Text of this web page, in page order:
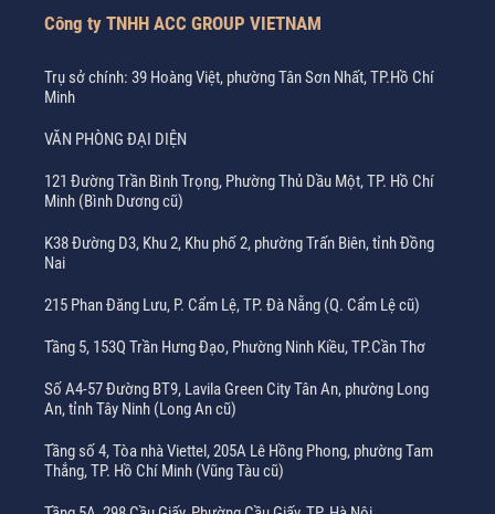
Công ty TNHH ACC GROUP VIETNAM
Trụ sở chính: 39 Hoàng Việt, phường Tân Sơn Nhất, TP.Hồ Chí
Minh
VĂN PHÒNG ĐẠI DIỆN
121 Đường Trần Bình Trọng, Phường Thủ Dầu Một, TP. Hồ Chí
Minh (Bình Dương cũ)
K38 Đường D3, Khu 2, Khu phố 2, phường Trấn Biên, tỉnh Đồng
Nai
215 Phan Đăng Lưu, P. Cẩm Lệ, TP. Đà Nẵng (Q. Cẩm Lệ cũ)
Tầng 5, 153Q Trần Hưng Đạo, Phường Ninh Kiều, TP.Cần Thơ
Số A4-57 Đường BT9, Lavila Green City Tân An, phường Long
An, tỉnh Tây Ninh (Long An cũ)
Tầng số 4, Tòa nhà Viettel, 205A Lê Hồng Phong, phường Tam
Thắng, TP. Hồ Chí Minh (Vũng Tàu cũ)